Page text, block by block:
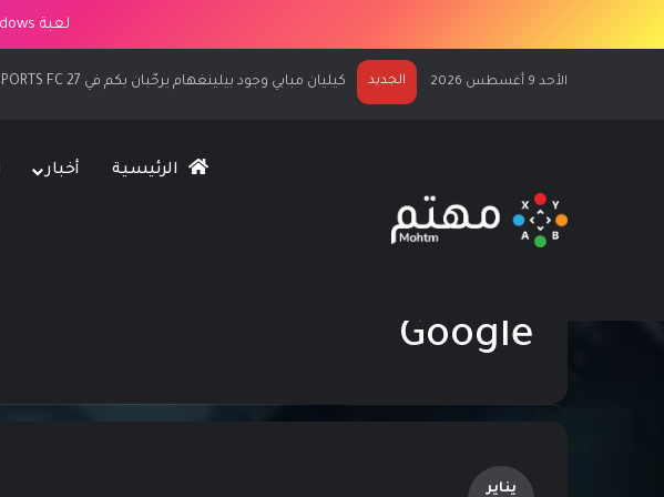
لعبة Assassin’s Creed Shadows متوفرة الآن!
الأحد 9 أغسطس 2026 الجديد الكشف عن كيليان مبابي نجماً لغلاف EA SPORTS FC 27
الرئيسية أخبار
Google
يناير